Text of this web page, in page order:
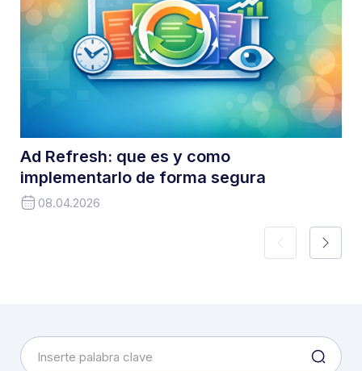
Ad Refresh: que es y como
implementarlo de forma segura
08.04.2026